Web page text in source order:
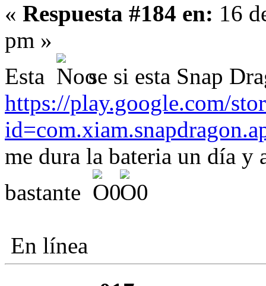
« Respuesta #184 en: 16
pm »
Esta
se si esta Snap
https://play.google.com/
me dura la bateria un día y
bastante
En línea